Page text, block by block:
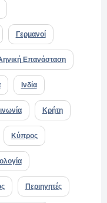
Γερμανοί
Επανάσταση
Ινδία
Κρήτη
Κύπρος
Περιηγητές